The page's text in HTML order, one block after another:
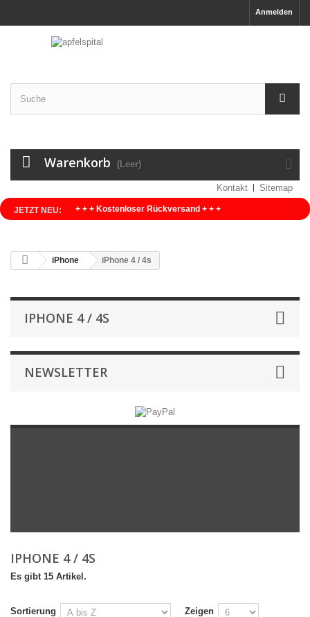
Anmelden
Warenkorb (Leer)
Kontakt Sitemap
JETZT NEU: + + + Kostenloser Rückversand + + +
iPhone iPhone 4 / 4s
IPHONE 4 / 4S
NEWSLETTER
IPHONE 4 / 4S
Es gibt 15 Artikel.
Sortierung
Zeigen